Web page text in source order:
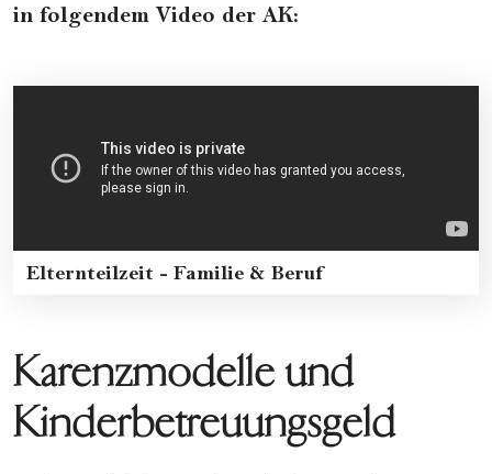
in folgendem Video der AK:
Elternteilzeit - Familie & Beruf
Karenzmodelle und
Kinderbetreuungsgeld